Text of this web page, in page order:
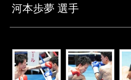
河本歩夢 選手